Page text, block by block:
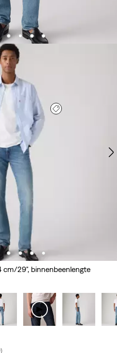
cm/29", binnenbeenlengte